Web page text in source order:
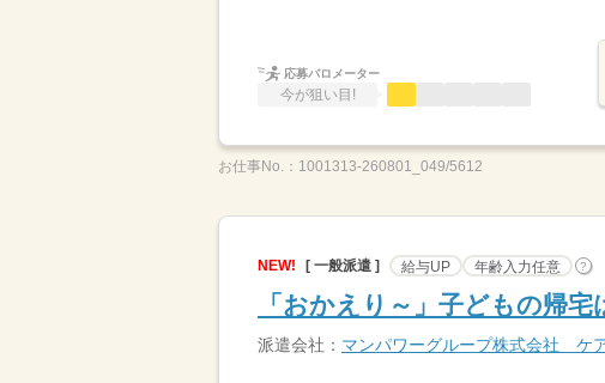
応募バロメーター
今が狙い目!
お仕事No.： 1001313-260801_049/5612
NEW! [ 一般派遣 ] 給与UP 年齢入力任意 ?
「おかえり～」子どもの帰
派遣会社： マンパワーグループ株式会社 ケ